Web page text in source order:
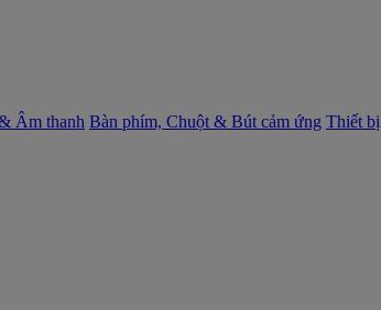
Âm thanh Bàn phím, Chuột & Bút cảm ứng Thiết